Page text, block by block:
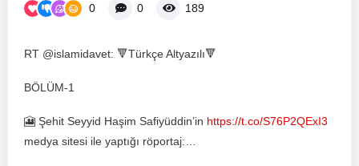
0 0 189
RT @islamidavet: 🔻Türkçe Altyazılı🔻
BÖLÜM-1
🎦 Şehit Seyyid Haşim Safiyüddin’in https://t.co/S76P2QExI3
medya sitesi ile yaptığı röportaj:…